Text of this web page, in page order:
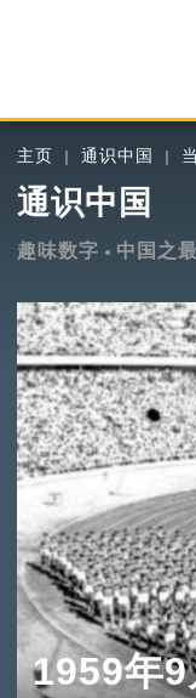
主页 通识中国
通识中国
趣味数字 中国之最
1959年